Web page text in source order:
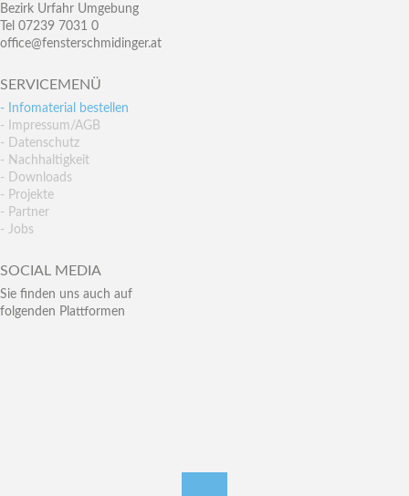
Bezirk Urfahr Umgebung
Tel 07239 7031 0
office@fensterschmidinger.at
SERVICEMENÜ
- Infomaterial bestellen
- Impressum/AGB
- Datenschutz
- Nachhaltigkeit
- Downloads
- Projekte
- Partner
- Jobs
SOCIAL MEDIA
Sie finden uns auch auf
folgenden Plattformen